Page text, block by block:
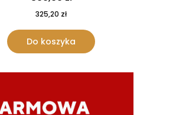
325,20 zł
Do koszyka